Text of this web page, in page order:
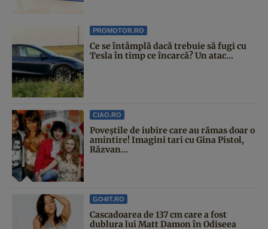
PROMOTOR.RO
Ce se întâmplă dacă trebuie să fugi cu
Tesla în timp ce încarcă? Un atac...
CIAO.RO
Poveştile de iubire care au rămas doar o
amintire! Imagini tari cu Gina Pistol,
Răzvan...
GO4IT.RO
Cascadoarea de 137 cm care a fost
dublura lui Matt Damon în Odiseea